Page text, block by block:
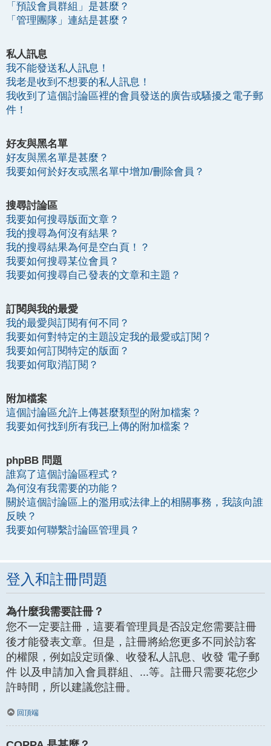
「預設會員群組」是甚麼？
「管理團隊」連結是甚麼？
私人訊息
我不能發送私人訊息！
我老是收到不想要的私人訊息！
我收到了這個討論區裡的會員發送的廣告或騷擾之電子郵
件！
好友與黑名單
好友與黑名單是甚麼？
我要如何於好友或黑名單中增加/刪除會員？
搜尋討論區
我要如何搜尋版面文章？
我的搜尋為何沒有結果？
我的搜尋結果為何是空白頁！？
我要如何搜尋某位會員？
我要如何搜尋自己發表的文章和主題？
訂閱與我的最愛
我的最愛與訂閱有何不同？
我要如何對特定的主題設定我的最愛或訂閱？
我要如何訂閱特定的版面？
我要如何取消訂閱？
附加檔案
這個討論區允許上傳甚麼類型的附加檔案？
我要如何找到所有我已上傳的附加檔案？
phpBB 問題
誰寫了這個討論區程式？
為何沒有我需要的功能？
關於這個討論區上的濫用或法律上的相關事務，我該向誰
反映？
我要如何聯繫討論區管理員？
登入和註冊問題
為什麼我需要註冊？
您不一定要註冊，這要看管理員是否設定您需要註冊
後才能發表文章。但是，註冊將給您更多不同於訪客
的權限，例如設定頭像、收發私人訊息、收發 電子郵
件 以及申請加入會員群組、...等。註冊只需要花您少
許時間，所以建議您註冊。
回頂端